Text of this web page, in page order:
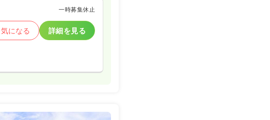
一時募集休止
気になる 詳細を見る